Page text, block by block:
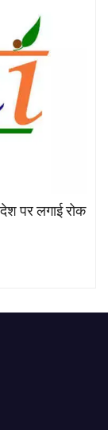
पर लगाई रोक